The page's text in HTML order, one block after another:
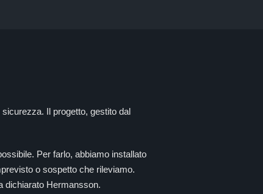
Il progetto, gestito dal
Per farlo, abbiamo installato
o sospetto che rileviamo.
dichiarato Hermansson.